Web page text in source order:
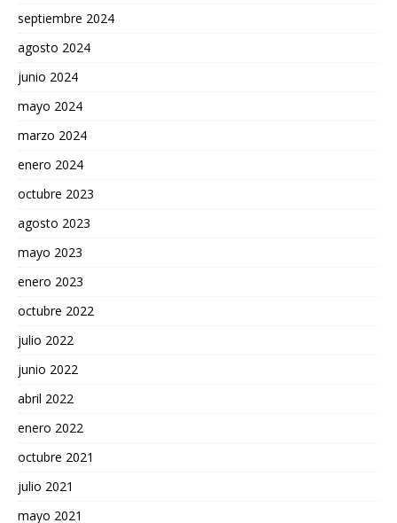
septiembre 2024
agosto 2024
junio 2024
mayo 2024
marzo 2024
enero 2024
octubre 2023
agosto 2023
mayo 2023
enero 2023
octubre 2022
julio 2022
junio 2022
abril 2022
enero 2022
octubre 2021
julio 2021
mayo 2021